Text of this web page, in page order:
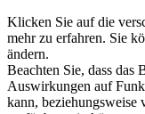
Klicken Sie auf die
mehr zu erfahren. Sie
ändern.
Beachten Sie, dass
Auswirkungen auf
kann, beziehungsweise